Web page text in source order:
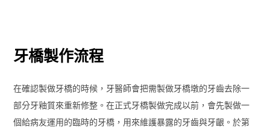
牙橋製作流程
在確認製做牙橋的時候，牙醫師會把需製做牙橋墩的牙齒去除一
部分牙釉質來重新修整。在正式牙橋製做完成以前，會先製做一
個給病友運用的臨時的牙橋，用來維護暴露的牙齒與牙齦。於第